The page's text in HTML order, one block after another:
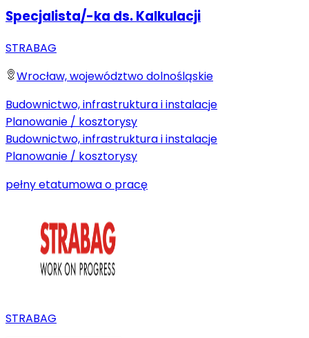
Specjalista/-ka ds. Kalkulacji
STRABAG
Wrocław, województwo dolnośląskie
Budownictwo, infrastruktura i instalacje
Planowanie / kosztorysy
Budownictwo, infrastruktura i instalacje
Planowanie / kosztorysy
pełny etatumowa o pracę
STRABAG